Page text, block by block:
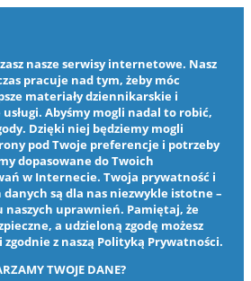
nasze serwisy internetowe. Nasz
pracuje nad tym, żeby móc
materiały dziennikarskie i
Abyśmy mogli nadal to robić,
Dzięki niej będziemy mogli
pod Twoje preferencje i potrzeby
dopasowane do Twoich
w Internecie. Twoja prywatność i
są dla nas niezwykle istotne –
naszych uprawnień. Pamiętaj, że
a udzieloną zgodę możesz
z naszą Polityką Prywatności.
TWOJE DANE?